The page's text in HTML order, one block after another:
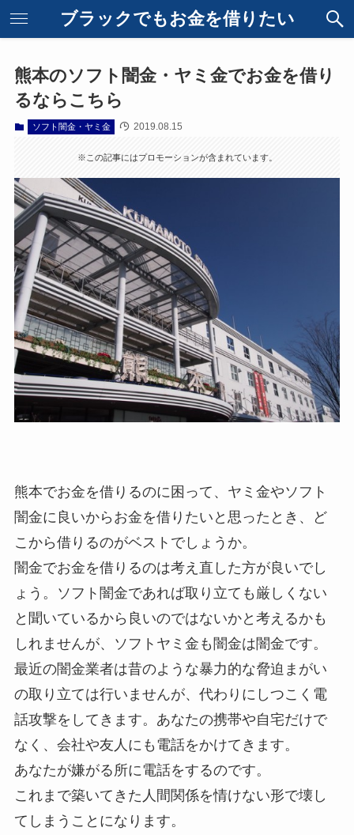
ブラックでもお金を借りたい
熊本のソフト闇金・ヤミ金でお金を借り
るならこちら
ソフト闇金・ヤミ金 2019.08.15
※この記事にはプロモーションが含まれています。
熊本でお金を借りるのに困って、ヤミ金やソフト
闇金に良いからお金を借りたいと思ったとき、ど
こから借りるのがベストでしょうか。
闇金でお金を借りるのは考え直した方が良いでし
ょう。ソフト闇金であれば取り立ても厳しくない
と聞いているから良いのではないかと考えるかも
しれませんが、ソフトヤミ金も闇金は闇金です。
最近の闇金業者は昔のような暴力的な脅迫まがい
の取り立ては行いませんが、代わりにしつこく電
話攻撃をしてきます。あなたの携帯や自宅だけで
なく、会社や友人にも電話をかけてきます。
あなたが嫌がる所に電話をするのです。
これまで築いてきた人間関係を情けない形で壊し
てしまうことになります。